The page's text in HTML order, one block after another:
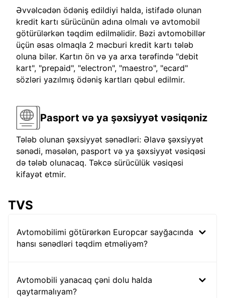
Əvvəlcədən ödəniş edildiyi halda, istifadə olunan
kredit kartı sürücünün adına olmalı və avtomobil
götürülərkən təqdim edilməlidir. Bəzi avtomobillər
üçün əsas olmaqla 2 məcburi kredit kartı tələb
oluna bilər. Kartın ön və ya arxa tərəfində "debit
kart", "prepaid", "electron", "maestro", "ecard"
sözləri yazılmış ödəniş kartları qəbul edilmir.
Pasport və ya şəxsiyyət vəsiqəniz
Tələb olunan şəxsiyyət sənədləri: Əlavə şəxsiyyət
sənədi, məsələn, pasport və ya şəxsiyyət vəsiqəsi
də tələb olunacaq. Təkcə sürücülük vəsiqəsi
kifayət etmir.
TVS
Avtomobilimi götürərkən Europcar sayğacında
hansı sənədləri təqdim etməliyəm?
Avtomobili yanacaq çəni dolu halda
qaytarmalıyam?